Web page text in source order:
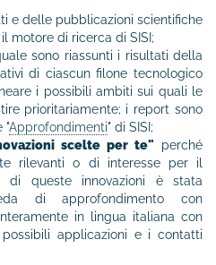
e delle pubblicazioni scientifiche
motore di ricerca di SISI;
sono riassunti i risultati della
di ciascun filone tecnologico
i possibili ambiti sui quali le
prioritariamente; i report sono
"Approfondimenti" di SISI;
scelte per te" perché
rilevanti o di interesse per il
di queste innovazioni è stata
di approfondimento con
in lingua italiana con
applicazioni e i contatti